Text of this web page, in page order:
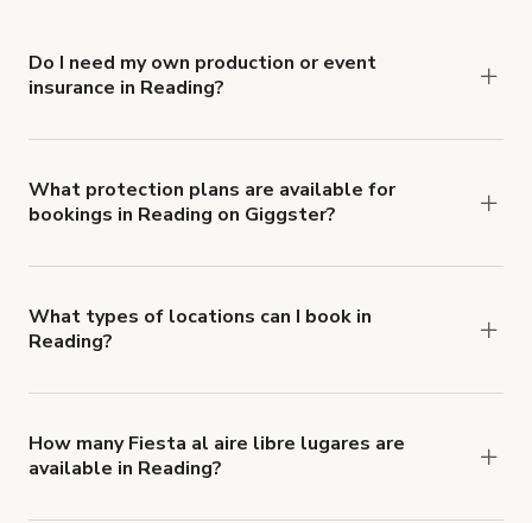
Do I need my own production or event
insurance in Reading?
insurance with liability coverage of no less than
$1,000,000.
What protection plans are available for
bookings in Reading on Giggster?
about Giggster's Damage Protection coverage.
What types of locations can I book in
Reading?
'Filters' to look for something specific.
How many Fiesta al aire libre lugares are
available in Reading?